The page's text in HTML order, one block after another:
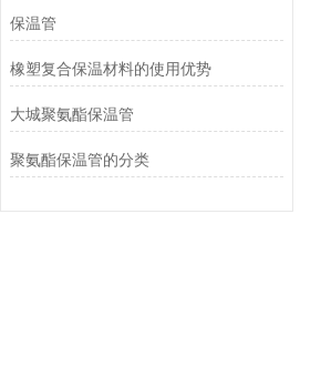
保温管
橡塑复合保温材料的使用优势
大城聚氨酯保温管
聚氨酯保温管的分类